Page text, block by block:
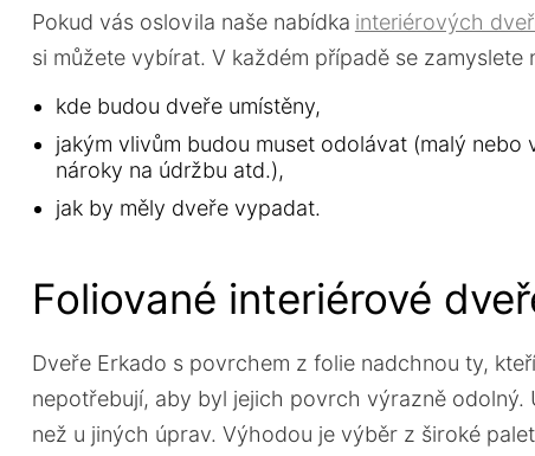
Pokud vás oslovila naše nabídka interiérových
si můžete vybírat. V každém případě se zamyslete
kde budou dveře umístěny,
jakým vlivům budou muset odolávat (malý
nároky na údržbu atd.),
jak by měly dveře vypadat.
Foliované interiérové
Dveře Erkado s povrchem z folie nadchnou ty,
nepotřebují, aby byl jejich povrch výrazně odolný.
než u jiných úprav. Výhodou je výběr z široké